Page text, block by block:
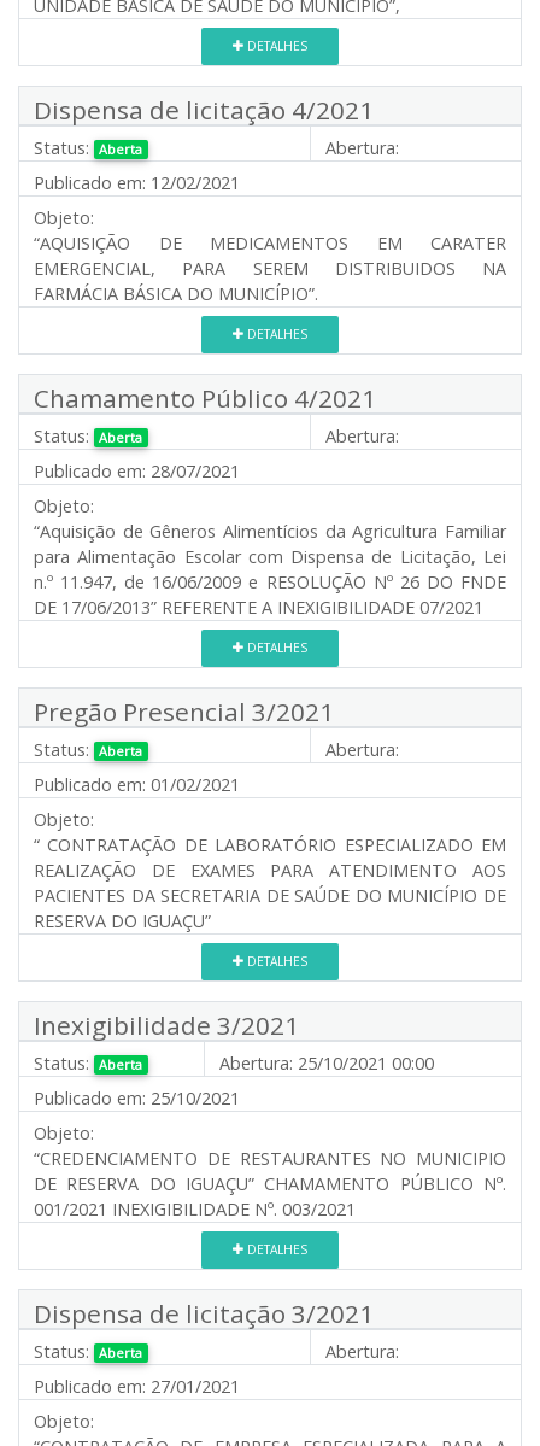
UNIDADE BÁSICA DE SAÚDE DO MUNICIPIO”,
DETALHES
Dispensa de licitação 4/2021
Status: Aberta
Abertura:
Publicado em: 12/02/2021
Objeto:
“AQUISIÇÃO DE MEDICAMENTOS EM CARATER
EMERGENCIAL, PARA SEREM DISTRIBUIDOS NA
FARMÁCIA BÁSICA DO MUNICÍPIO”.
DETALHES
Chamamento Público 4/2021
Status: Aberta
Abertura:
Publicado em: 28/07/2021
Objeto:
“Aquisição de Gêneros Alimentícios da Agricultura Familiar
para Alimentação Escolar com Dispensa de Licitação, Lei
n.º 11.947, de 16/06/2009 e RESOLUÇÃO Nº 26 DO FNDE
DE 17/06/2013” REFERENTE A INEXIGIBILIDADE 07/2021
DETALHES
Pregão Presencial 3/2021
Status: Aberta
Abertura:
Publicado em: 01/02/2021
Objeto:
“ CONTRATAÇÃO DE LABORATÓRIO ESPECIALIZADO EM
REALIZAÇÃO DE EXAMES PARA ATENDIMENTO AOS
PACIENTES DA SECRETARIA DE SAÚDE DO MUNICÍPIO DE
RESERVA DO IGUAÇU”
DETALHES
Inexigibilidade 3/2021
Status: Aberta Abertura: 25/10/2021 00:00
Publicado em: 25/10/2021
Objeto:
“CREDENCIAMENTO DE RESTAURANTES NO MUNICIPIO
DE RESERVA DO IGUAÇU” CHAMAMENTO PÚBLICO Nº.
001/2021 INEXIGIBILIDADE Nº. 003/2021
DETALHES
Dispensa de licitação 3/2021
Status: Aberta
Abertura:
Publicado em: 27/01/2021
Objeto: